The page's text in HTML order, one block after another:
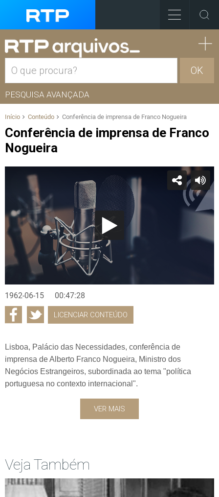
OK
PESQUISA AVANÇADA
Início Conteúdo Conferência de imprensa de Franco Nogueira
Conferência de imprensa de Franco
Nogueira
1962-06-15 00:47:28
LICENCIAR CONTEÚDO
Lisboa, Palácio das Necessidades, conferência de
imprensa de Alberto Franco Nogueira, Ministro dos
Negócios Estrangeiros, subordinada ao tema "política
portuguesa no contexto internacional".
VER MAIS
Veja Também